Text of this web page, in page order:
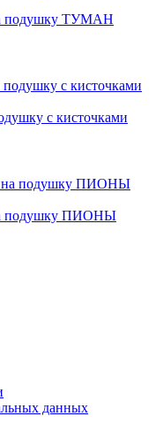
подушку ТУМАН
с кисточками
подушку ПИОНЫ
данных